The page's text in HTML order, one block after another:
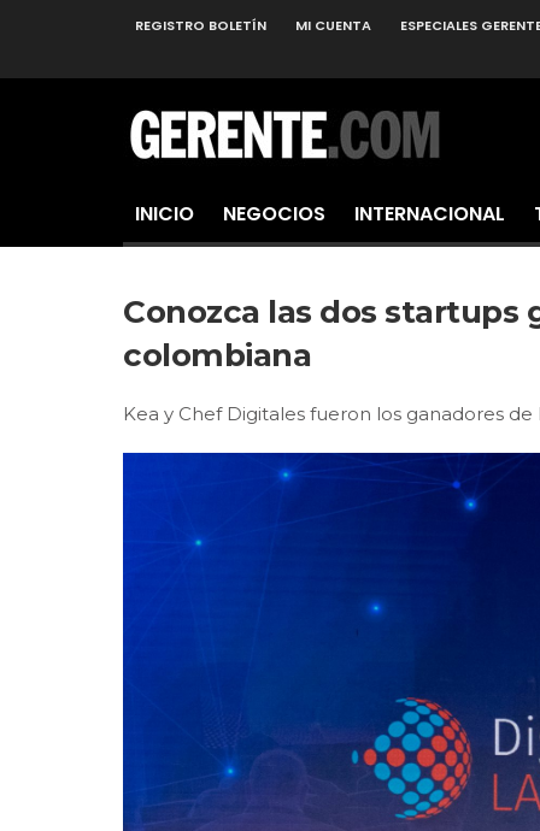
REGISTRO BOLETÍN MI CUENTA ESPECIALES
INICIO NEGOCIOS INTERNACIONAL
Conozca las dos startups
colombiana
Kea y Chef Digitales fueron los ganadores